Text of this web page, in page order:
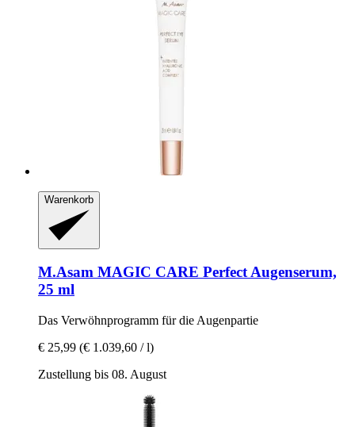
Warenkorb
M.Asam MAGIC CARE Perfect Augenserum,
25 ml
Das Verwöhnprogramm für die Augenpartie
€ 25,99 (€ 1.039,60 / l)
Zustellung bis 08. August